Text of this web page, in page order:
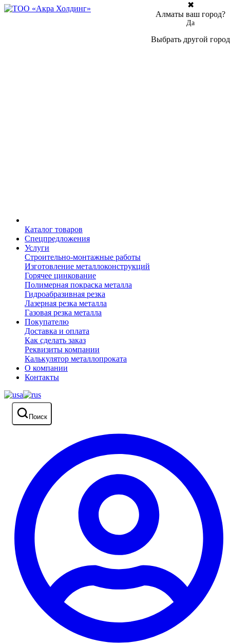
Каталог товаров
Спецпредложения
Услуги
Строительно-монтажные работы
Изготовление металлоконструкций
Горячее цинкование
Полимерная покраска металла
Гидроабразивная резка
Лазерная резка металла
Газовая резка металла
Покупателю
Доставка и оплата
Как сделать заказ
Реквизиты компании
Калькулятор металлопроката
О компании
Контакты
Поиск
✖
Алматы ваш город?
Да
Выбрать другой город